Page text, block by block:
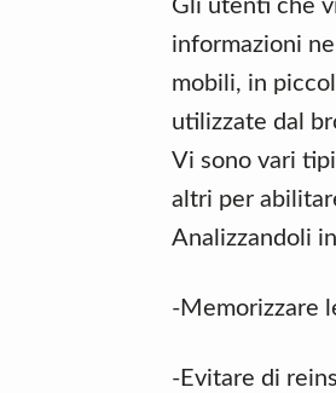
Gli utenti che
informazioni
mobili, in
utilizzate dal
Vi sono vari
altri per
Analizzandoli
-Memorizzare
-Evitare di